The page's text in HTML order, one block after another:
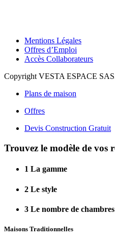
Mentions Légales
Offres d’Emploi
Accès Collaborateurs
Copyright VESTA ESPACE
Plans de maison
Offres
Devis Construction Gratuit
Trouvez le modèle de vos
1 La gamme
2 Le style
3 Le nombre de chambres
Maisons Traditionnelles